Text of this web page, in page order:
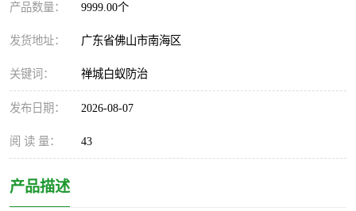
产品数量： 9999.00个
发货地址： 广东省佛山市南海区
关键词： 禅城白蚁防治
发布日期： 2026-08-07
阅 读 量： 43
产品描述